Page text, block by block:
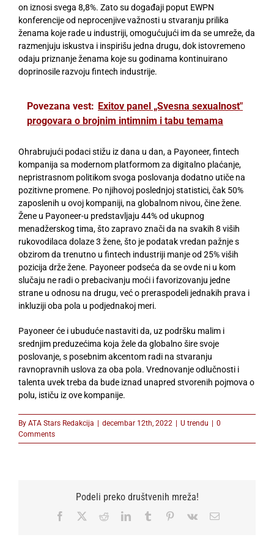
on iznosi svega 8,8%. Zato su događaji poput EWPN
konferencije od neprocenjive važnosti u stvaranju prilika
ženama koje rade u industriji, omogućujući im da se umreže, da
razmenjuju iskustva i inspirišu jedna drugu, dok istovremeno
odaju priznanje ženama koje su godinama kontinuirano
doprinosile razvoju fintech industrije.
Povezana vest: Exitov panel „Svesna sexualnost"
progovara o brojnim intimnim i tabu temama
Ohrabrujući podaci stižu iz dana u dan, a Payoneer,fintech
kompanija sa modernom platformom za digitalno plaćanje,
nepristrasnom politikom svoga poslovanja dodatno utiče na
pozitivne promene. Po njihovoj poslednjoj statistici, čak 50%
zaposlenih u ovoj kompaniji, na globalnom nivou, čine žene.
Žene u Payoneer-u predstavljaju 44% od ukupnog
menadžerskog tima,što zapravo znači da na svakih 8 viših
rukovodilaca dolaze 3 žene, što je podatak vredan pažnje s
obzirom da trenutno u fintech industriji manje od 25% viših
pozicija drže žene. Payoneer podseća da se ovde ni u kom
slučaju ne radi o prebacivanju moći i favorizovanju jedne
strane u odnosu na drugu, već o preraspodeli jednakih prava i
inkluziji oba pola u podjednakoj meri.
Payoneer će i ubuduće nastaviti da, uz podršku malim i
srednjim preduzećima koja žele da globalno šire svoje
poslovanje, s posebnim akcentom radi na stvaranju
ravnopravnih uslova za oba pola. Vrednovanje odlučnosti i
talenta uvek treba da bude iznad unapred stvorenih pojmova o
polu, ističu iz ove kompanije.
By ATA Stars Redakcija | decembar 12th, 2022 | U trendu | 0
Comments
Podeli preko društvenih mreža!
Facebook RedditLinkedInTumblr Pinterest
Vk Email